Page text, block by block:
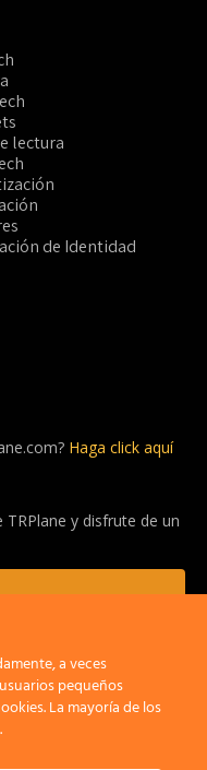
lectura
de Identidad
Haga click aquí
TRPlane y disfrute de un
Legal Política de cookies
a veces
pequeños
La mayoría de los